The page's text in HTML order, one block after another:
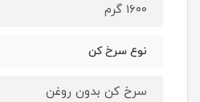
۱۶۰۰ گرم
نوع سرخ کن
سرخ کن بدون روغن